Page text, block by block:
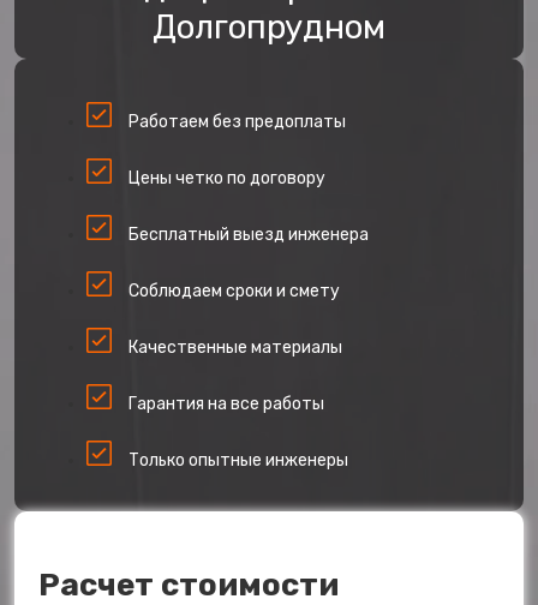
Долгопрудном
Работаем без предоплаты
Цены четко по договору
Бесплатный выезд инженера
Соблюдаем сроки и смету
Качественные материалы
Гарантия на все работы
Только опытные инженеры
Расчет стоимости